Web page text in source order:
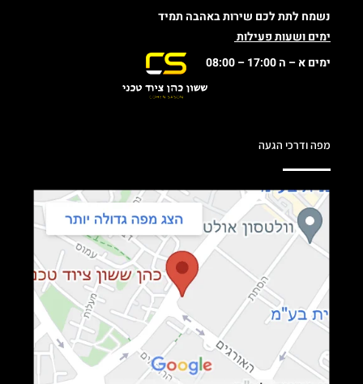
נשמח לתת לכם שירות באהבה תמיד
ימים ושעות פעילות
ימים א – ה 17:00 – 08:00
מפה ודרכי הגעה